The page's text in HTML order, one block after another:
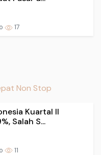
17
Non Stop
Kuartal II
Salah S...
11